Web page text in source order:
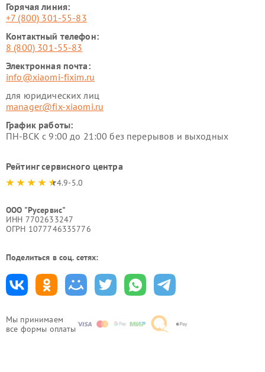
Мы принимаем
все формы оплаты
Горячая линия:
+7 (800) 301-55-83
Контактный телефон:
8 (800) 301-55-83
Электронная почта:
info@xiaomi-fixim.ru
для юридических лиц
manager@fix-xiaomi.ru
График работы:
ПН-ВСК с 9:00 до 21:00 без перерывов и выходных
Рейтинг сервисного центра
4.9-5.0
ООО "Русервис"
ИНН 7702633247
ОГРН 1077746335776
Поделиться в соц. сетях: